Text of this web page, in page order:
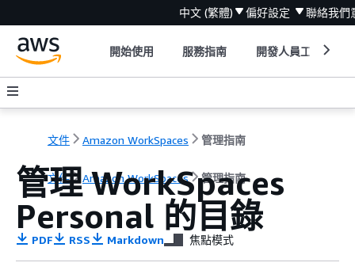
中文 (繁體) 偏好設定 聯絡我們
開始使用 服務指南 開發人員工具
文件 Amazon WorkSpaces 管理指南
文件 Amazon WorkSpaces 管理指南
管理 WorkSpaces
Personal 的目錄
PDF RSS Markdown 焦點模式